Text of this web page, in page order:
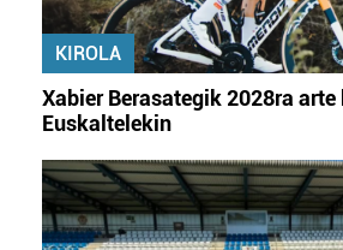
KIROLA
Xabier Berasategik 2028ra arte
Euskaltelekin